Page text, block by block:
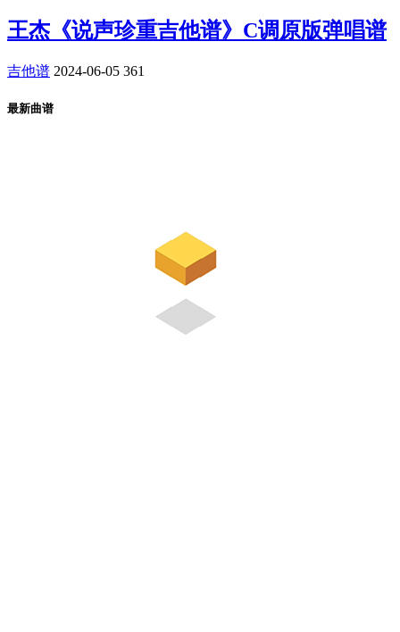
王杰《说声珍重吉他谱》C调原版弹唱谱
吉他谱 2024-06-05 361
最新曲谱